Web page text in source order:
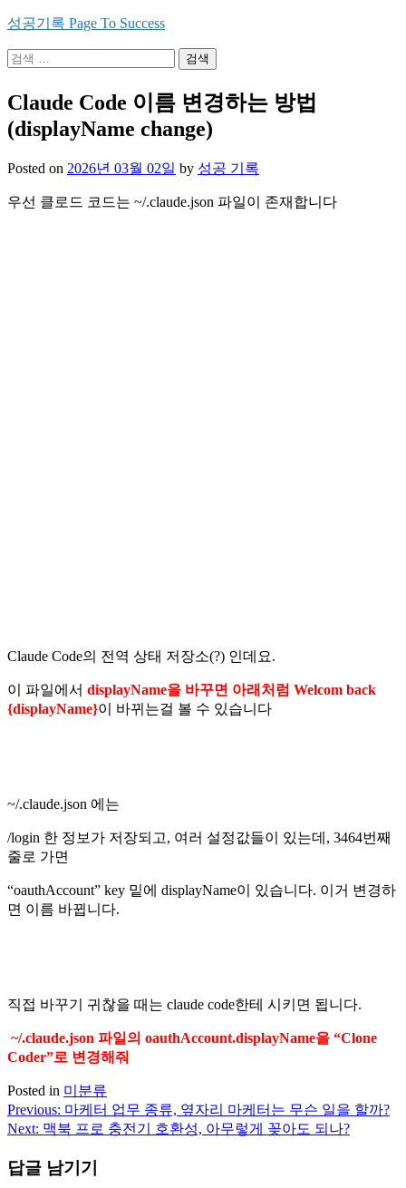
Skip
content
성공기록 Page To Success
검
Claude Code 이름 변경하는 방법
(displayName change)
Posted on 2026년 03월 02일 by 성공 기록
우선 클로드 코드는 ~/.claude.json 파일이 존재합니다
Claude Code의 전역 상태 저장소(?) 인데요.
이 파일에서 displayName을 바꾸면 아래처럼 Welcom back
{displayName}이 바뀌는걸 볼 수 있습니다
~/.claude.json 에는
/login 한 정보가 저장되고, 여러 설정값들이 있는데, 3464번째
줄로 가면
“oauthAccount” key 밑에 displayName이 있습니다. 이거 변경하
면 이름 바뀝니다.
직접 바꾸기 귀찮을 때는 claude code한테 시키면 됩니다.
~/.claude.json 파일의 oauthAccount.displayName을 “Clone
Coder”로 변경해줘
Posted in 미분류
글
내
비
Previous: 마케터 업무 종류, 옆자리 마케터는 무슨 일을 할까?
Next: 맥북 프로 충전기 호환성, 아무렇게 꽂아도 되나?
답글 남기기